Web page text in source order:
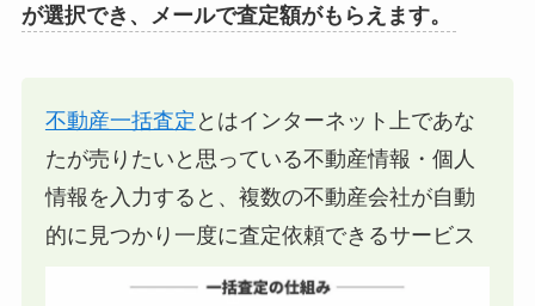
が選択でき、メールで査定額がもらえます。
不動産一括査定 とはインターネット上であな
たが売りたいと思っている不動産情報・個人
情報を入力すると、複数の不動産会社が自動
的に見つかり一度に査定依頼できるサービス